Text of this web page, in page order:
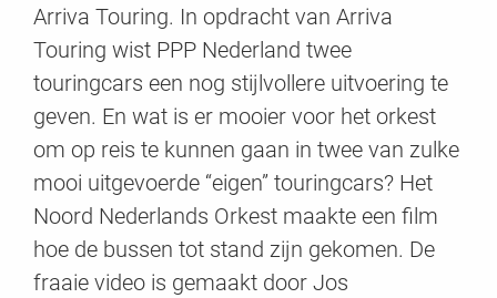
Arriva Touring. In opdracht van Arriva
Touring wist PPP Nederland twee
touringcars een nog stijlvollere uitvoering te
geven. En wat is er mooier voor het orkest
om op reis te kunnen gaan in twee van zulke
mooi uitgevoerde “eigen” touringcars? Het
Noord Nederlands Orkest maakte een film
hoe de bussen tot stand zijn gekomen. De
fraaie video is gemaakt door Jos